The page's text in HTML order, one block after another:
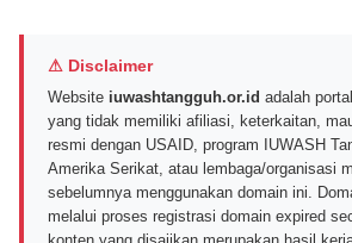
⚠ Disclaimer
Website iuwashtangguh.or.id adalah
yang tidak memiliki afiliasi, keterkaitan,
resmi dengan USAID, program IUWASH
Amerika Serikat, atau lembaga/organisasi
sebelumnya menggunakan domain ini.
melalui proses registrasi domain expired